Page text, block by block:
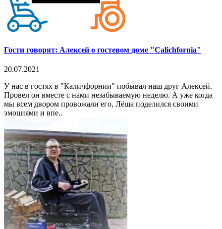
Гости говорят: Алексей о гостевом доме "Calichfornia"
20.07.2021
У нас в гостях в "Каличфорнии" побывал наш друг Алексей.
Провел он вместе с нами незабываемую неделю. А уже когда
мы всем двором провожали его, Лёша поделился своими
эмоциями и впе..